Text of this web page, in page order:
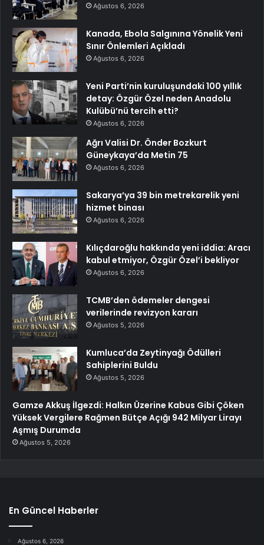
Ağustos 6, 2026
Kanada, Ebola Salgınına Yönelik Yeni
Sınır Önlemleri Açıkladı
Ağustos 6, 2026
Yeni Parti’nin kuruluşundaki 100 yıllık
detay: Özgür Özel neden Anadolu
Kulübü’nü tercih etti?
Ağustos 6, 2026
Ağrı Valisi Dr. Önder Bozkurt
Güneykaya’da Metin 75
Ağustos 6, 2026
Sakarya’ya 39 bin metrekarelik yeni
hizmet binası
Ağustos 6, 2026
Kılıçdaroğlu hakkında yeni iddia: Aracı
kabul etmiyor, Özgür Özel’i bekliyor
Ağustos 6, 2026
TCMB’den ödemeler dengesi
verilerinde revizyon kararı
Ağustos 5, 2026
Kumluca’da Zeytinyağı Ödülleri
Sahiplerini Buldu
Ağustos 5, 2026
Gamze Akkuş İlgezdi: Halkın Üzerine Kabus Gibi Çöken
Yüksek Vergilere Rağmen Bütçe Açığı 942 Milyar Lirayı
Aşmış Durumda
Ağustos 5, 2026
En Güncel Haberler
Ağustos 6, 2026